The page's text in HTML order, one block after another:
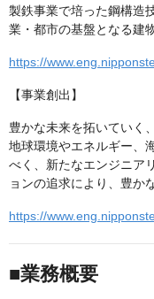
製鉄事業で培った鋼構造
業・都市の基盤となる建
https://
【事業創出】
豊かな未来を拓いていく
地球環境やエネルギー、
べく、新たなエンジニア
ョンの追求により、豊か
https://
■業務概要